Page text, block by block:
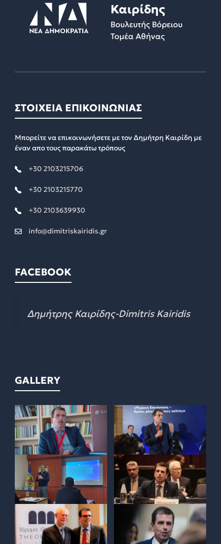
Καιρίδης
Βουλευτής Βόρειου
Τομέα Αθήνας
ΣΤΟΙΧΕΙΑ ΕΠΙΚΟΙΝΩΝΙΑΣ
Μπορείτε να επικοινωνήσετε με τον Δημήτρη Καιρίδη με
έναν απο τους παρακάτω τρόπους
+30 2103215706
+30 2103215770
+30 2103639930
info@dimitriskairidis.gr
FACEBOOK
Δημήτρης Καιρίδης-Dimitris Kairidis
GALLERY